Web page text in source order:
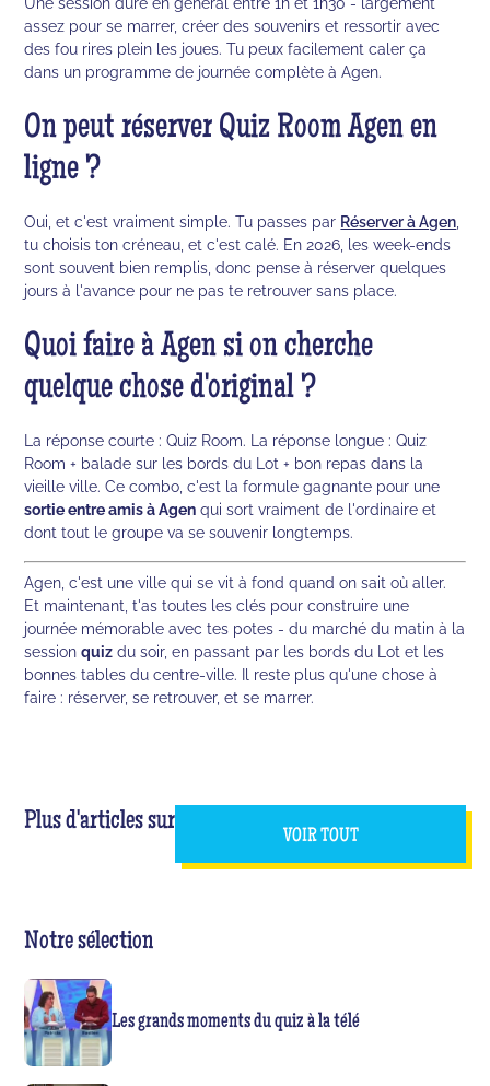
assez pour se marrer, créer des souvenirs et ressortir avec
des fou rires plein les joues. Tu peux facilement caler ça
dans un programme de journée complète à Agen.
On peut réserver Quiz Room Agen en
ligne ?
Oui, et c'est vraiment simple. Tu passes par Réserver à Agen
tu choisis ton créneau, et c'est calé. En 2026, les week-ends
sont souvent bien remplis, donc pense à réserver quelques
jours à l'avance pour ne pas te retrouver sans place.
Quoi faire à Agen si on cherche
quelque chose d'original ?
La réponse courte : Quiz Room. La réponse longue : Quiz
Room + balade sur les bords du Lot + bon repas dans la
vieille ville. Ce combo, c'est la formule gagnante pour une
sortie entre amis à Agen qui sort vraiment de l'ordinaire et
dont tout le groupe va se souvenir longtemps.
Agen, c'est une ville qui se vit à fond quand on sait où aller.
Et maintenant, t'as toutes les clés pour construire une
journée mémorable avec tes potes - du marché du matin à la
sessionquiz du soir, en passant par les bords du Lot et les
bonnes tables du centre-ville. Il reste plus qu'une chose à
faire : réserver, se retrouver, et se marrer.
Plus d'articles sur
VOIR TOUT
Notre sélection
Les grands moments du quiz à la télé